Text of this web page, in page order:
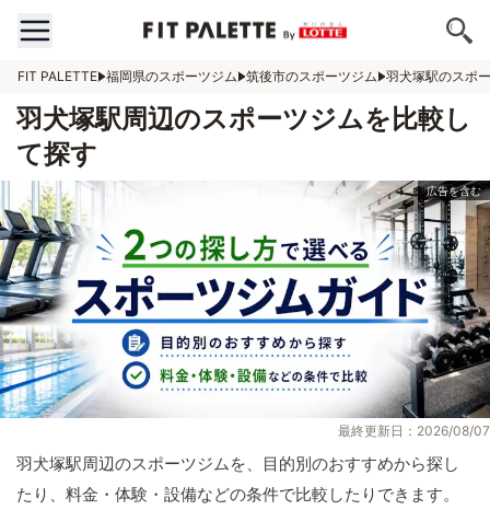
FIT PALETTE 福岡県のスポーツジム 筑後市のスポーツジム 羽犬塚駅のスポ
羽犬塚駅周辺のスポーツジムを比較し
て探す
最終更新日：2026/08/07
羽犬塚駅周辺のスポーツジムを、目的別のおすすめから探し
たり、料金・体験・設備などの条件で比較したりできます。